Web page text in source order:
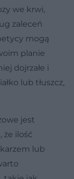
we krwi,
zaleceń
mogą
planie
dojrzałe i
lub tłuszcz,
jest
że ilość
lub